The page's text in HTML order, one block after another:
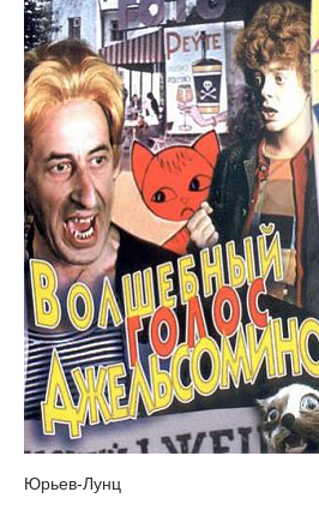
Юрьев-Лунц